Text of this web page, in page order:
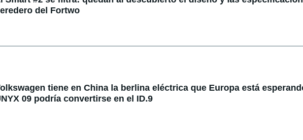
del Fortwo
tiene en China la berlina eléctrica que Europa está
09 podría convertirse en el ID.9